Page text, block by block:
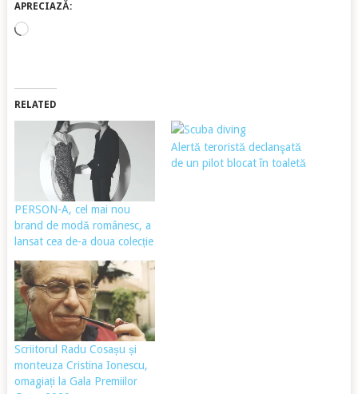
APRECIAZĂ:
Încarc...
RELATED
PERSON-A, cel mai nou
brand de modă românesc, a
lansat cea de-a doua colecție
Alertă teroristă declanşată
de un pilot blocat în toaletă
Scriitorul Radu Cosașu și
monteuza Cristina Ionescu,
omagiați la Gala Premiilor